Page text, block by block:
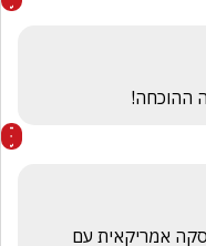
ההוכחה!